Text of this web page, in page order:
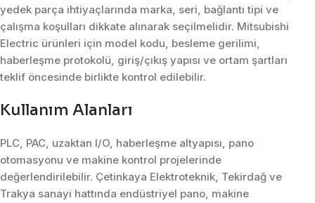
yedek parça ihtiyaçlarında marka, seri, bağlantı tipi ve
çalışma koşulları dikkate alınarak seçilmelidir. Mitsubishi
Electric ürünleri için model kodu, besleme gerilimi,
haberleşme protokolü, giriş/çıkış yapısı ve ortam şartları
teklif öncesinde birlikte kontrol edilebilir.
Kullanım Alanları
PLC, PAC, uzaktan I/O, haberleşme altyapısı, pano
otomasyonu ve makine kontrol projelerinde
değerlendirilebilir. Çetinkaya Elektroteknik, Tekirdağ ve
Trakya sanayi hattında endüstriyel pano, makine